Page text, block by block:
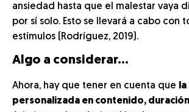
ansiedad hasta que el malestar vaya
por sí solo. Esto se llevará a cabo con
estímulos (Rodríguez, 2019).
Algo a considerar…
Ahora, hay que tener en cuenta que
personalizada en contenido,